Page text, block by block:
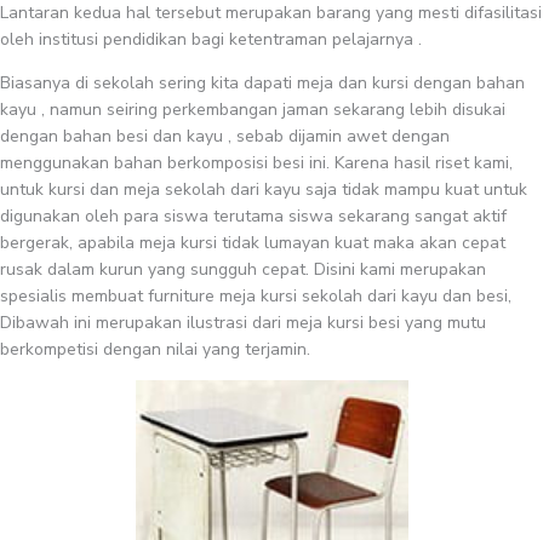
Lantaran kedua hal tersebut merupakan barang yang mesti difasilitasi
oleh institusi pendidikan bagi ketentraman pelajarnya .
Biasanya di sekolah sering kita dapati meja dan kursi dengan bahan
kayu , namun seiring perkembangan jaman sekarang lebih disukai
dengan bahan besi dan kayu , sebab dijamin awet dengan
menggunakan bahan berkomposisi besi ini. Karena hasil riset kami,
untuk kursi dan meja sekolah dari kayu saja tidak mampu kuat untuk
digunakan oleh para siswa terutama siswa sekarang sangat aktif
bergerak, apabila meja kursi tidak lumayan kuat maka akan cepat
rusak dalam kurun yang sungguh cepat. Disini kami merupakan
spesialis membuat furniture meja kursi sekolah dari kayu dan besi,
Dibawah ini merupakan ilustrasi dari meja kursi besi yang mutu
berkompetisi dengan nilai yang terjamin.